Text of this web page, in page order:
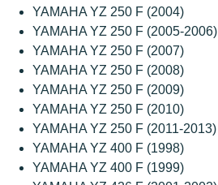
YAMAHA YZ 250 F (2004)
YAMAHA YZ 250 F (2005-2006)
YAMAHA YZ 250 F (2007)
YAMAHA YZ 250 F (2008)
YAMAHA YZ 250 F (2009)
YAMAHA YZ 250 F (2010)
YAMAHA YZ 250 F (2011-2013)
YAMAHA YZ 400 F (1998)
YAMAHA YZ 400 F (1999)